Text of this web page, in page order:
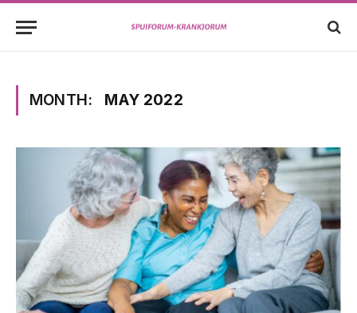
MONTH: MAY 2022